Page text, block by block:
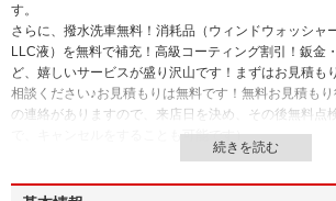
す。
さらに、撥水洗車無料！消耗品（ウィンドウォッシャ
LLC液）を無料で補充！高級コーティング割引！鈑金
ど、嬉しいサービスが盛り沢山です！まずはお見積も
相談ください♪お見積もりは無料です！無料お見積も
の連絡がありますので、来店日を決め、その後無料点
で、キャンセルをすることも可能です）